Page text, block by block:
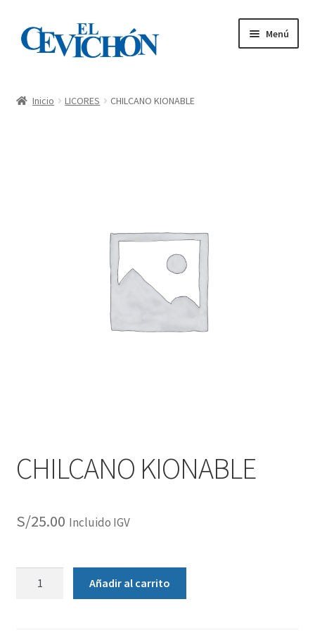
Menú
Inicio LICORES CHILCANO KIONABLE
CHILCANO KIONABLE
S/25.00 Incluido IGV
Añadir al carrito